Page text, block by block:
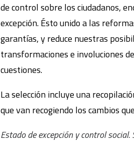
de control sobre los ciudadanos,
excepción. Ésto unido a las
garantías, y reduce nuestras
transformaciones e involuciones
cuestiones.
La selección incluye una
que van recogiendo los cambios
Estado de excepción y control social.